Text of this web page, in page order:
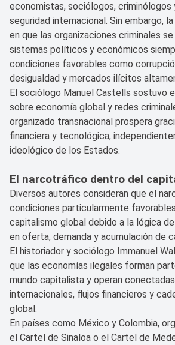
economistas, sociólogos, criminólogos
seguridad internacional. Sin embargo,
en que las organizaciones criminales
sistemas políticos y económicos
condiciones favorables como
desigualdad y mercados ilícitos
El sociólogo Manuel Castells sostuvo
sobre economía global y redes
organizado transnacional prospera
financiera y tecnológica,
ideológico de los Estados.
El narcotráfico dentro del
Diversos autores consideran que el
condiciones particularmente
capitalismo global debido a la lógica
en oferta, demanda y acumulación de
El historiador y sociólogo Immanuel
que las economías ilegales forman
mundo capitalista y operan
internacionales, flujos financieros y
global.
En países como México y Colombia,
el Cartel de Sinaloa o el Cartel de